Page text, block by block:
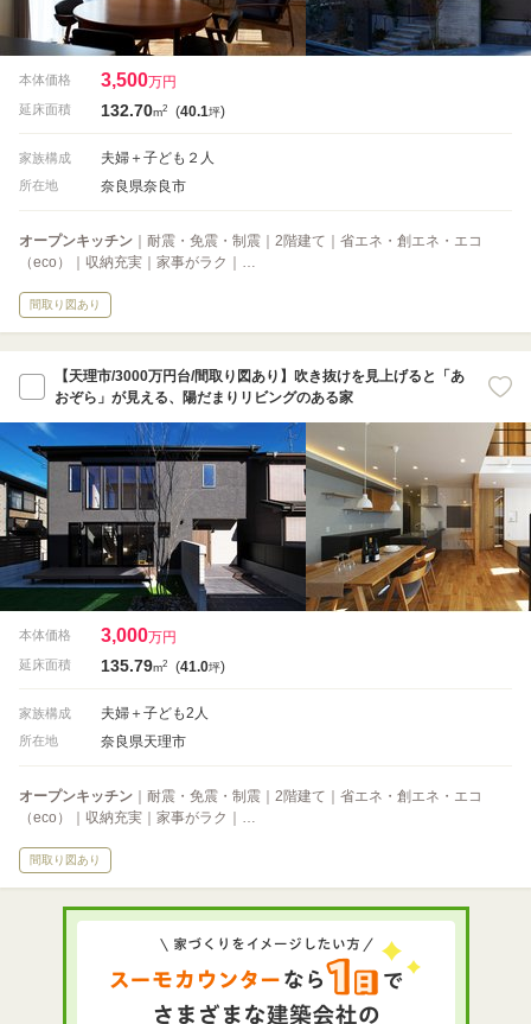
本体価格 3,500万円
延床面積 132.70m2 (40.1坪)
家族構成 夫婦＋子ども２人
所在地 奈良県奈良市
オープンキッチン ｜耐震・免震・制震｜2階建て｜省エネ・創エネ・エコ
（eco）｜収納充実｜家事がラク｜…
間取り図あり
【天理市/3000万円台/間取り図あり】吹き抜けを見上げると「あ
おぞら」が見える、陽だまりリビングのある家
本体価格 3,000万円
延床面積 135.79m2 (41.0坪)
家族構成 夫婦＋子ども2人
所在地 奈良県天理市
オープンキッチン ｜耐震・免震・制震｜2階建て｜省エネ・創エネ・エコ
（eco）｜収納充実｜家事がラク｜…
間取り図あり